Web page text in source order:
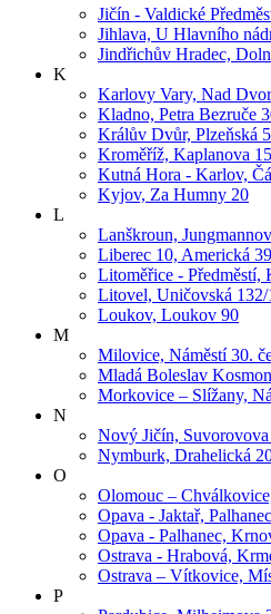
Jičín - Valdické
Jihlava, U Hlavního
Jindřichův Hradec,
K
Karlovy Vary, Nad
Kladno, Petra Bezruče
Králův Dvůr, Plzeňská
Kroměříž, Kaplanova
Kutná Hora - Karlov,
Kyjov, Za Humny 20
L
Lanškroun,
Liberec 10, Americká
Litoměřice - Předměstí,
Litovel, Uničovská 132/
Loukov, Loukov 90
M
Milovice, Náměstí 30.
Mladá Boleslav
Morkovice – Slížany,
N
Nový Jičín,
Nymburk, Drahelická
O
Olomouc –
Opava - Jaktař,
Opava - Palhanec,
Ostrava - Hrabová,
Ostrava – Vítkovice,
P